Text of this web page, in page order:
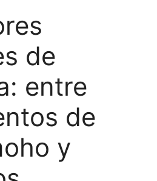
de
entre
de
y